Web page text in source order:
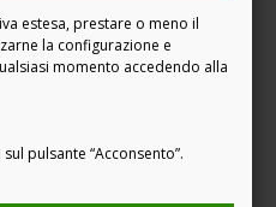
estesa, prestare o meno il
la configurazione e
momento accedendo alla
pulsante “Acconsento”.